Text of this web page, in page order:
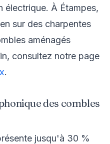
électrique. À Étampes,
sur des charpentes
aménagés
consultez notre page
.
des combles
jusqu'à 30 %